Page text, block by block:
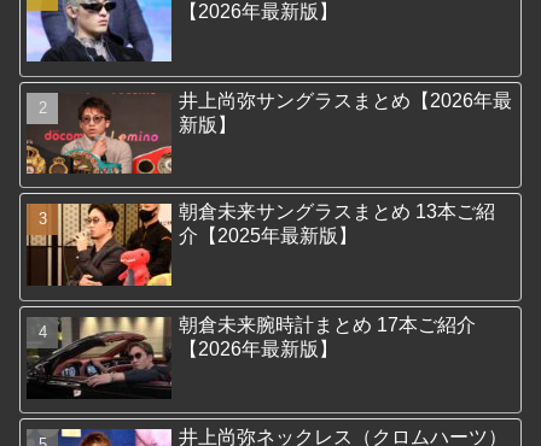
【2026年最新版】
井上尚弥サングラスまとめ【2026年最
新版】
朝倉未来サングラスまとめ 13本ご紹
介【2025年最新版】
朝倉未来腕時計まとめ 17本ご紹介
【2026年最新版】
井上尚弥ネックレス（クロムハーツ）